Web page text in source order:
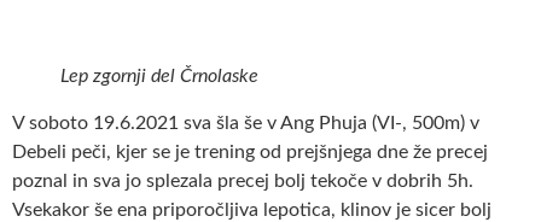
Lep zgornji del Črnolaske
V soboto 19.6.2021 sva šla še v Ang Phuja (VI-, 500m) v
Debeli peči, kjer se je trening od prejšnjega dne že precej
poznal in sva jo splezala precej bolj tekoče v dobrih 5h.
Vsekakor še ena priporočljiva lepotica, klinov je sicer bolj